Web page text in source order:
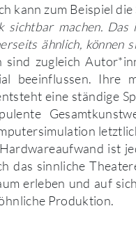
kann zum Beispiel die
sichtbar machen. Das
ähnlich, können
sind zugleich
beeinflussen. Ihre
eine ständige
ist
das sinnliche
erleben und auf
Produktion.